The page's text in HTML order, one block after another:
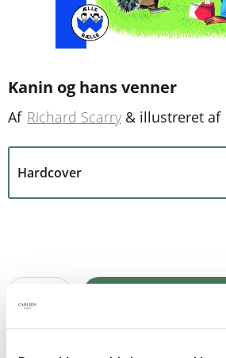
Kanin og hans venner
Af Richard Scarry & illustreret af
Hardcover